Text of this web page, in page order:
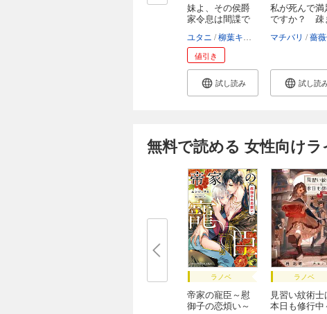
妹よ、その侯爵
家令息は間諜で
ユタニ 柳葉キリコ
値引き
試し読み
私が死んで満
ですか？ 疎
マチバリ 薔
試し読
無料で読める 女性向け
ラノベ
帝家の寵臣～慰
御子の恋煩い～
ラノベ
見習い紋術士
本日も修行中